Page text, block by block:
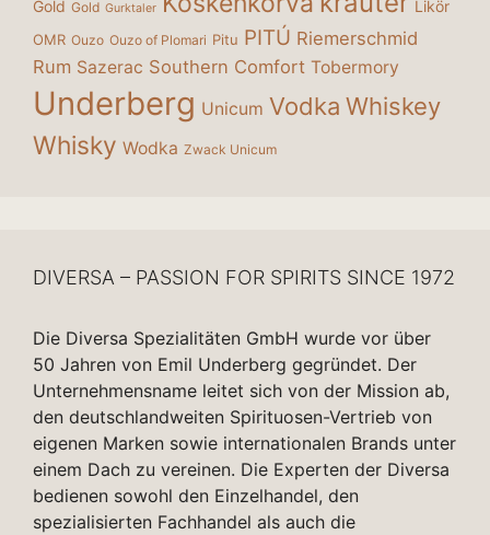
Gold Gold Gurktaler Likör
OMR Ouzo Ouzo of Plomari Pitu PITÚ Riemerschmid
Rum Sazerac Southern Comfort Tobermory
Underberg Unicum Vodka Whiskey
Whisky Wodka Zwack Unicum
DIVERSA – PASSION FOR SPIRITS SINCE 1972
Die Diversa Spezialitäten GmbH wurde vor über
50 Jahren von Emil Underberg gegründet. Der
Unternehmensname leitet sich von der Mission ab,
den deutschlandweiten Spirituosen-Vertrieb von
eigenen Marken sowie internationalen Brands unter
einem Dach zu vereinen. Die Experten der Diversa
bedienen sowohl den Einzelhandel, den
spezialisierten Fachhandel als auch die